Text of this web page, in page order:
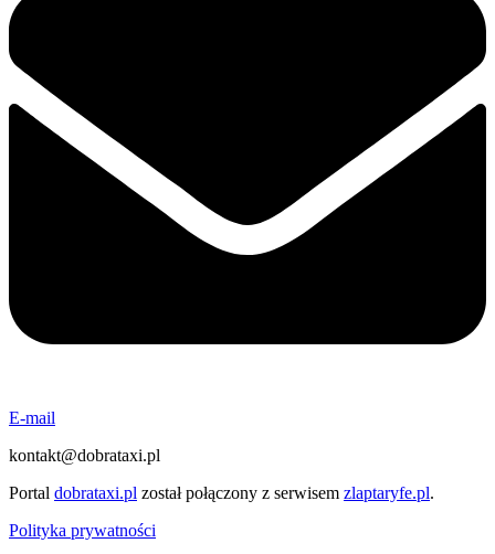
E-mail
kontakt@dobrataxi.pl
Portal dobrataxi.pl został połączony z serwisem zlaptaryfe.pl.
Polityka prywatności